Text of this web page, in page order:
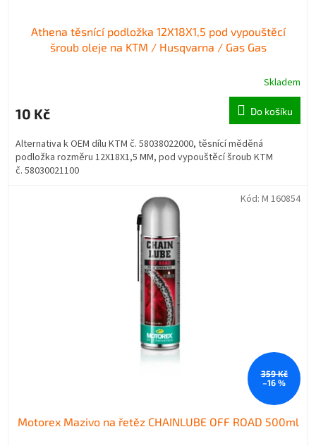
Athena těsnící podložka 12X18X1,5 pod vypouštěcí
šroub oleje na KTM / Husqvarna / Gas Gas
Skladem
10 Kč Do košíku
Alternativa k OEM dílu KTM č. 58038022000, těsnící měděná
podložka rozměru 12X18X1,5 MM, pod vypouštěcí šroub KTM
č. 58030021100
359 Kč
–16 %
Motorex Mazivo na řetěz CHAINLUBE OFF ROAD 500ml
Kód: M 160854